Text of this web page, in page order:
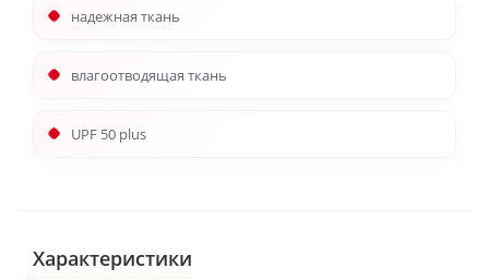
надежная ткань
влагоотводящая ткань
UPF 50 plus
Характеристики